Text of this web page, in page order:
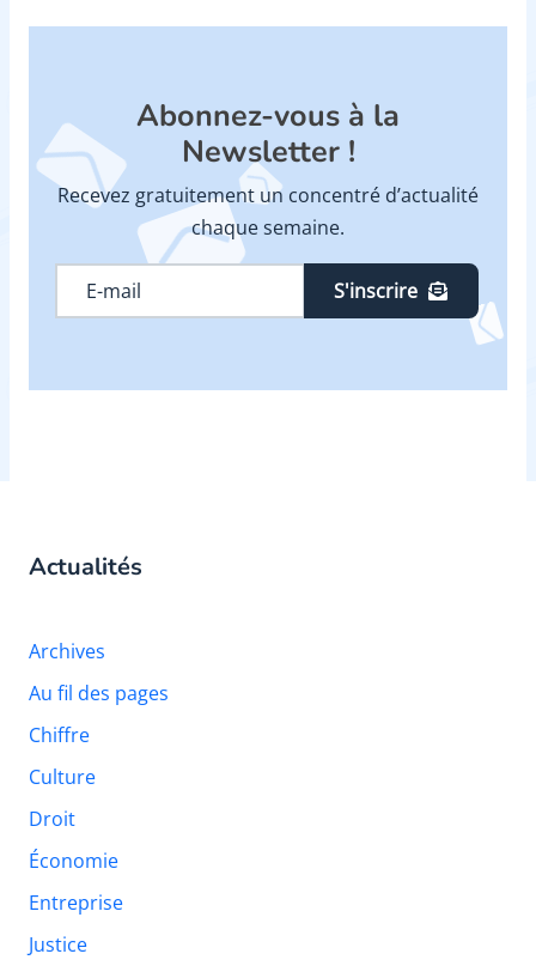
Abonnez-vous à la
Newsletter !
Recevez gratuitement un concentré d’actualité
chaque semaine.
S'inscrire
Actualités
Archives
Au fil des pages
Chiffre
Culture
Droit
Économie
Entreprise
Justice